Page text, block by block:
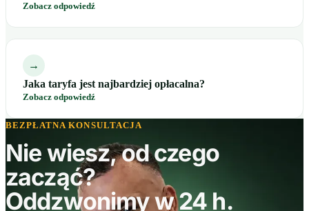
Zobacz odpowiedź
→
Jaka taryfa jest najbardziej opłacalna?
Zobacz odpowiedź
BEZPŁATNA KONSULTACJA
Nie wiesz, od czego
zacząć?
Oddzwonimy w 24 h.